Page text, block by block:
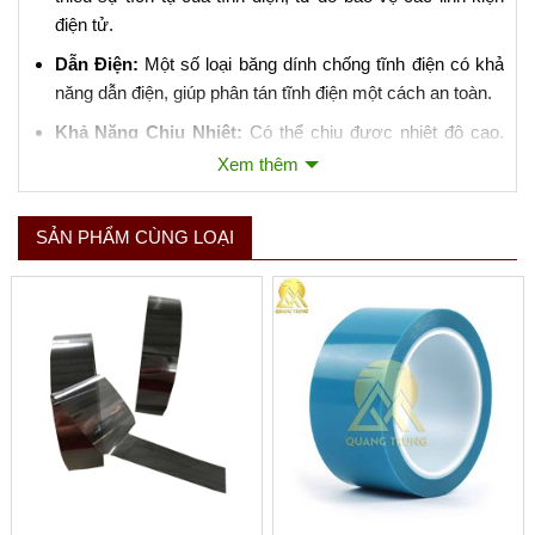
điện tử.
Dẫn Điện: Một số loại băng dính chống tĩnh điện có khả
năng dẫn điện, giúp phân tán tĩnh điện một cách an toàn.
Khả Năng Chịu Nhiệt: Có thể chịu được nhiệt độ cao,
phù hợp với môi trường sản xuất điện tử.
chịu đối với các hóa chất được sử dụng trong quá trình
sản xuất.
3. Ứng Dụng của Băng Dính Chống Tĩnh Điện:
Đóng Gói Linh Kiện Điện Tử:
Sử dụng để đóng gói và
niêm phong các túi hoặc hộp chứa linh kiện điện tử nhạy
cảm với tĩnh điện.
Phòng Sạch:
Trong các phòng sạch và môi trường sản
xuất điện tử, băng dính chống tĩnh điện giúp giảm thiểu
Xem thêm
SẢN PHẨM CÙNG LOẠI